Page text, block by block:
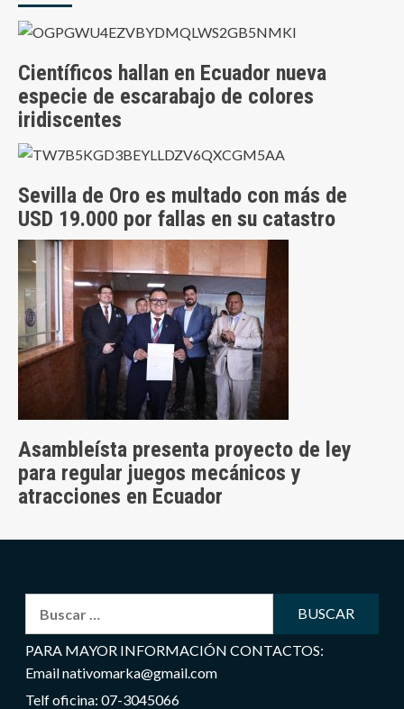
Científicos hallan en Ecuador nueva
especie de escarabajo de colores
iridiscentes
Sevilla de Oro es multado con más de
USD 19.000 por fallas en su catastro
Asambleísta presenta proyecto de ley
para regular juegos mecánicos y
atracciones en Ecuador
PARA MAYOR INFORMACIÓN CONTACTOS:
Email nativomarka@gmail.com
Telf oficina: 07-3045066